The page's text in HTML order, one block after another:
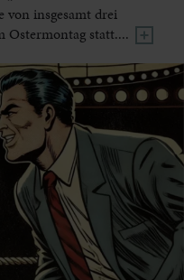
von insgesamt drei
Ostermontag statt....